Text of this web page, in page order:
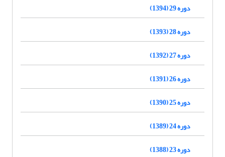
دوره 29 (1394)
دوره 28 (1393)
دوره 27 (1392)
دوره 26 (1391)
دوره 25 (1390)
دوره 24 (1389)
دوره 23 (1388)